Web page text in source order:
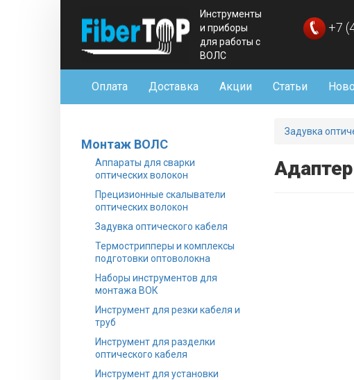
Инструменты
и приборы
для работы с
ВОЛС
+7
Оплата Доставка Акции Статьи
Монтаж ВОЛС
Аппараты для сварки
оптических волокон
Прецизионные скалыватели
оптических волокон
Задувка оптического кабеля
Термострипперы и комплексы
подготовки оптоволокна
Наборы инструментов для
монтажа ВОК
Инструмент для резки кабеля и
труб
Инструмент для разделки
оптического кабеля
Инструмент для установки
Задувка